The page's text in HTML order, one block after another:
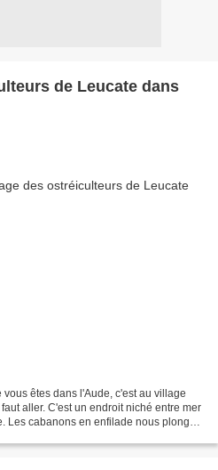
de Leucate dans
êtes dans l'Aude, c'est au village
aller. C'est un endroit niché entre mer
Les cabanons en enfilade nous plonge